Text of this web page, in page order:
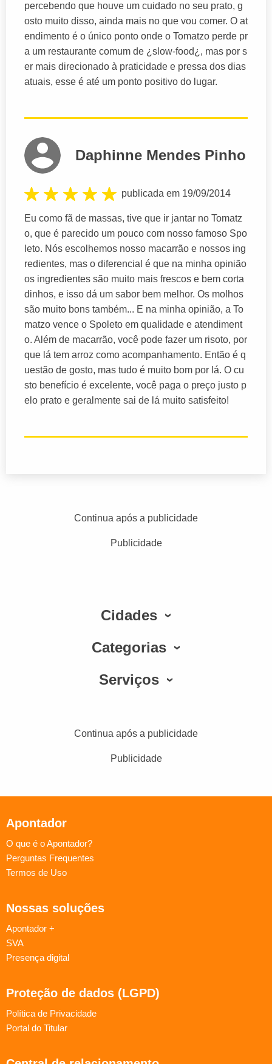
percebendo que houve um cuidado no seu prato, g
osto muito disso, ainda mais no que vou comer. O at
endimento é o único ponto onde o Tomatzo perde pr
a um restaurante comum de ¿slow-food¿, mas por s
er mais direcionado à praticidade e pressa dos dias
atuais, esse é até um ponto positivo do lugar.
Daphinne Mendes Pinho
publicada em 19/09/2014
Eu como fã de massas, tive que ir jantar no Tomatz
o, que é parecido um pouco com nosso famoso Spo
leto. Nós escolhemos nosso macarrão e nossos ing
redientes, mas o diferencial é que na minha opinião
os ingredientes são muito mais frescos e bem corta
dinhos, e isso dá um sabor bem melhor. Os molhos
são muito bons também... E na minha opinião, a To
matzo vence o Spoleto em qualidade e atendiment
o. Além de macarrão, você pode fazer um risoto, por
que lá tem arroz como acompanhamento. Então é q
uestão de gosto, mas tudo é muito bom por lá. O cu
sto benefício é excelente, você paga o preço justo p
elo prato e geralmente sai de lá muito satisfeito!
Continua após a publicidade
Publicidade
Cidades
Categorias
Serviços
Continua após a publicidade
Publicidade
Apontador
O que é o Apontador?
Perguntas Frequentes
Termos de Uso
Nossas soluções
Apontador +
SVA
Presença digital
Proteção de dados (LGPD)
Política de Privacidade
Portal do Titular